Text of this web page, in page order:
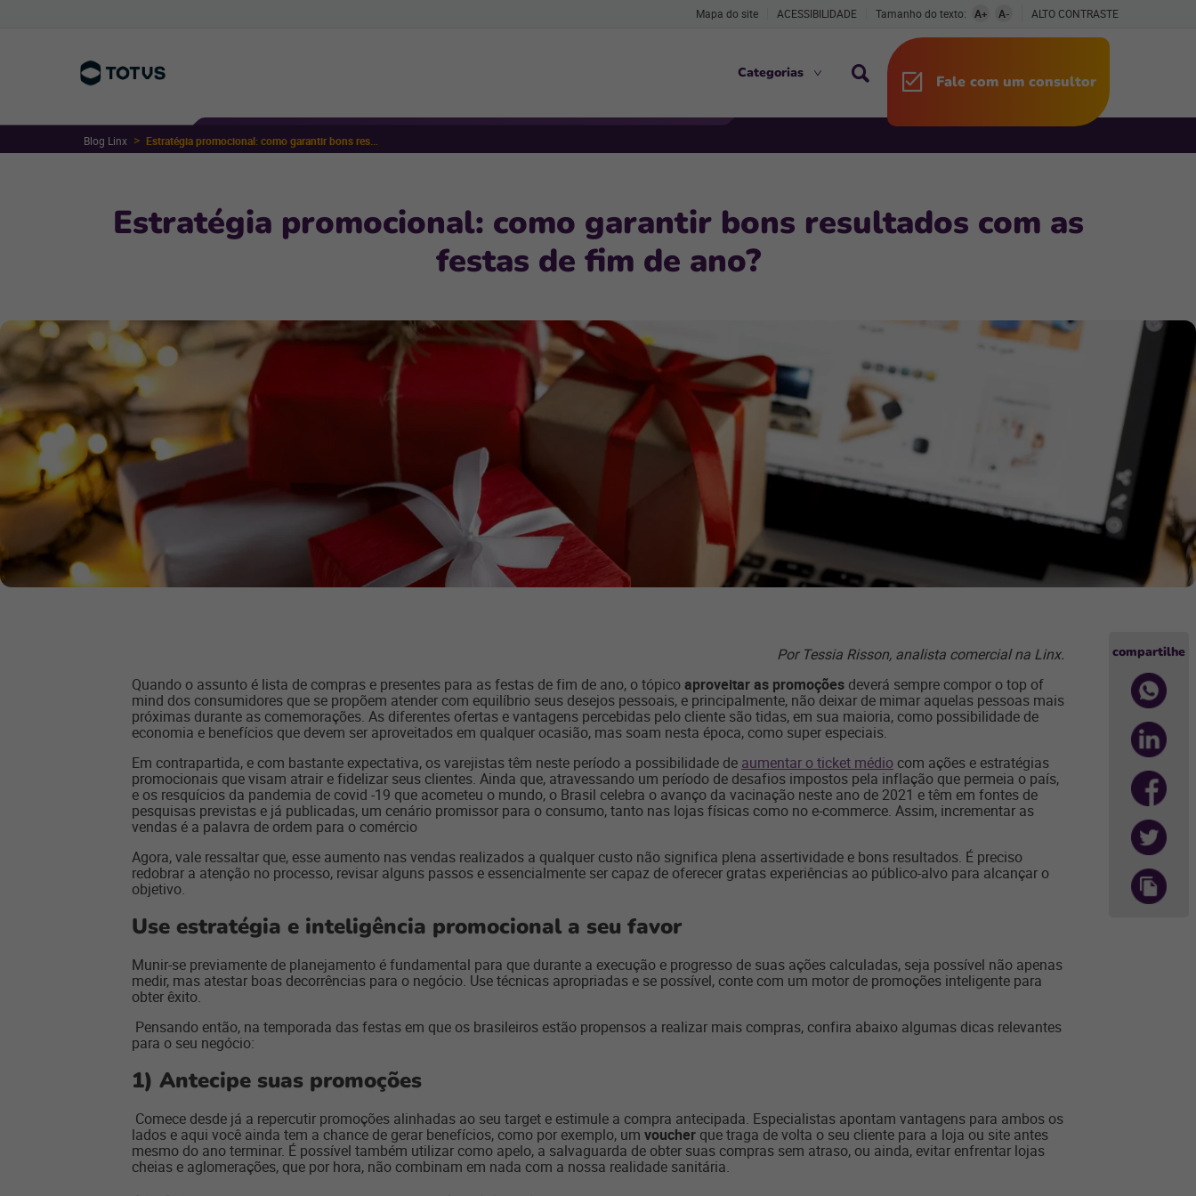
Mapa do site ACESSIBILIDADE Tamanho do texto: A+ A- ALTO CONTRASTE
Categorias Fale com um consultor
Blog Linx
Estratégia promocional: como garantir bons resultados com as
festas de fim de ano?
Por Tessia Risson, analista comercial na Linx.
Quando o assunto é lista de compras e presentes para as festas de fim de ano, o tópicoaproveitar as promoções deverá sempre compor o top of
mind dos consumidores que se propõem atender com equilíbrio seus desejos pessoais, e principalmente, não deixar de mimar aquelas pessoas mais
próximas durante as comemorações. As diferentes ofertas e vantagens percebidas pelo cliente são tidas, em sua maioria, como possibilidade de
economia e benefícios que devem ser aproveitados em qualquer ocasião, mas soam nesta época, como super especiais.
Em contrapartida, e com bastante expectativa, os varejistas têm neste período a possibilidade de aumentar o ticket médio com ações e estratégias
promocionais que visam atrair e fidelizar seus clientes. Ainda que, atravessando um período de desafios impostos pela inflação que permeia o país,
e os resquícios da pandemia de covid -19 que acometeu o mundo, o Brasil celebra o avanço da vacinação neste ano de 2021 e têm em fontes de
pesquisas previstas e já publicadas, um cenário promissor para o consumo, tanto nas lojas físicas como no e-commerce. Assim, incrementar as
vendas é a palavra de ordem para o comércio
Agora, vale ressaltar que, esse aumento nas vendas realizados a qualquer custo não significa plena assertividade e bons resultados. É preciso
redobrar a atenção no processo, revisar alguns passos e essencialmente ser capaz de oferecer gratas experiências ao público-alvo para alcançar o
objetivo.
Use estratégia e inteligência promocional a seu favor
Munir-se previamente de planejamento é fundamental para que durante a execução e progresso de suas ações calculadas, seja possível não apenas
medir, mas atestar boas decorrências para o negócio. Use técnicas apropriadas e se possível, conte com um motor de promoções inteligente para
obter êxito.
Pensando então, na temporada das festas em que os brasileiros estão propensos a realizar mais compras, confira abaixo algumas dicas relevantes
para o seu negócio:
1) Antecipe suas promoções
Comece desde já a repercutir promoções alinhadas ao seu target e estimule a compra antecipada. Especialistas apontam vantagens para ambos os
lados e aqui você ainda tem a chance de gerar benefícios, como por exemplo, um voucher que traga de volta o seu cliente para a loja ou site antes
mesmo do ano terminar. É possível também utilizar como apelo, a salvaguarda de obter suas compras sem atraso, ou ainda, evitar enfrentar lojas
cheias e aglomerações, que por hora, não combinam em nada com a nossa realidade sanitária.
compartilhe